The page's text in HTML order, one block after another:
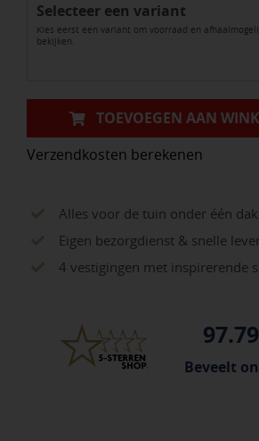
aantal
Selecteer een variant
Kies eerst een variant om voorraad en
bekijken.
TOEVOEGEN AAN
Verzendkosten berekenen
Alles voor de tuin onder één dak
Eigen bezorgdienst & snelle
4 vestigingen met inspirerende
Beveelt